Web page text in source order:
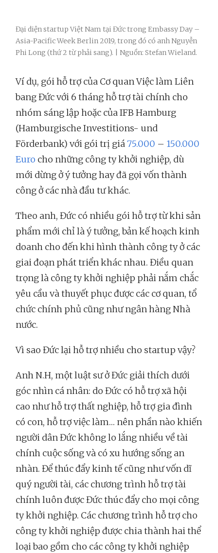
Đại diện startup Việt Nam tại Đức trong Embassy Day –
Asia-Pacific Week Berlin 2019, trong đó có anh Nguyễn
Phi Long (thứ 2 từ phải sang). | Nguồn: Stefan Wieland.
Ví dụ, gói hỗ trợ của Cơ quan Việc làm Liên
bang Đức với 6 tháng hỗ trợ tài chính cho
nhóm sáng lập hoặc của IFB Hamburg
(Hamburgische Investitions- und
Förderbank) với gói trị giá75.000 – 150.000
Euro cho những công ty khởi nghiệp, dù
mới dừng ở ý tưởng hay đã gọi vốn thành
công ở các nhà đầu tư khác.
Theo anh, Đức có nhiều gói hỗ trợ từ khi sản
phẩm mới chỉ là ý tưởng, bản kế hoạch kinh
doanh cho đến khi hình thành công ty ở các
giai đoạn phát triển khác nhau. Điều quan
trọng là công ty khởi nghiệp phải nắm chắc
yêu cầu và thuyết phục được các cơ quan, tổ
chức chính phủ cũng như ngân hàng Nhà
nước.
Vì sao Đức lại hỗ trợ nhiều cho startup vậy?
Anh N.H, một luật sư ở Đức giải thích dưới
góc nhìn cá nhân: do Đức có hỗ trợ xã hội
cao như hỗ trợ thất nghiệp, hỗ trợ gia đình
có con, hỗ trợ việc làm… nên phần nào khiến
người dân Đức không lo lắng nhiều về tài
chính cuộc sống và có xu hướng sống an
nhàn. Để thúc đẩy kinh tế cũng như vốn dĩ
quý người tài, các chương trình hỗ trợ tài
chính luôn được Đức thúc đẩy cho mọi công
ty khởi nghiệp. Các chương trình hỗ trợ cho
công ty khởi nghiệp được chia thành hai thể
loại bao gồm cho các công ty khởi nghiệp